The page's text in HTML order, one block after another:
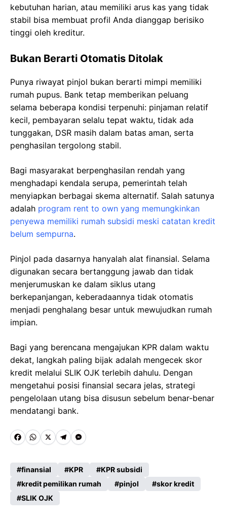
kebutuhan harian, atau memiliki arus kas yang tidak
stabil bisa membuat profil Anda dianggap berisiko
tinggi oleh kreditur.
Bukan Berarti Otomatis Ditolak
Punya riwayat pinjol bukan berarti mimpi memiliki
rumah pupus. Bank tetap memberikan peluang
selama beberapa kondisi terpenuhi: pinjaman relatif
kecil, pembayaran selalu tepat waktu, tidak ada
tunggakan, DSR masih dalam batas aman, serta
penghasilan tergolong stabil.
Bagi masyarakat berpenghasilan rendah yang
menghadapi kendala serupa, pemerintah telah
menyiapkan berbagai skema alternatif. Salah satunya
adalah program rent to own yang memungkinkan
penyewa memiliki rumah subsidi meski catatan kredit
belum sempurna.
Pinjol pada dasarnya hanyalah alat finansial. Selama
digunakan secara bertanggung jawab dan tidak
menjerumuskan ke dalam siklus utang
berkepanjangan, keberadaannya tidak otomatis
menjadi penghalang besar untuk mewujudkan rumah
impian.
Bagi yang berencana mengajukan KPR dalam waktu
dekat, langkah paling bijak adalah mengecek skor
kredit melalui SLIK OJK terlebih dahulu. Dengan
mengetahui posisi finansial secara jelas, strategi
pengelolaan utang bisa disusun sebelum benar-benar
mendatangi bank.
F
c
e
b
W
a
t
s
X T
e
g
M
s
s
finansial KPR
KPR subsidi
kredit pemilikan rumah
pinjol
skor kredit
SLIK OJK